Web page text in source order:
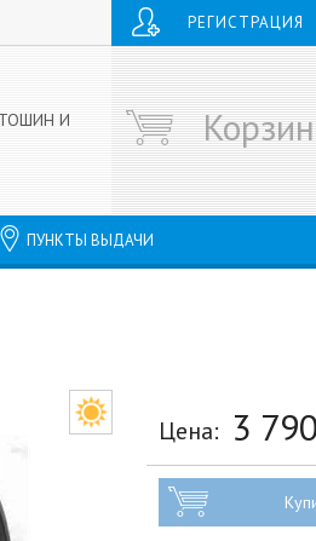
РЕГИСТРАЦИЯ
И
ПУНКТЫ ВЫДАЧИ
Цена: 3 790